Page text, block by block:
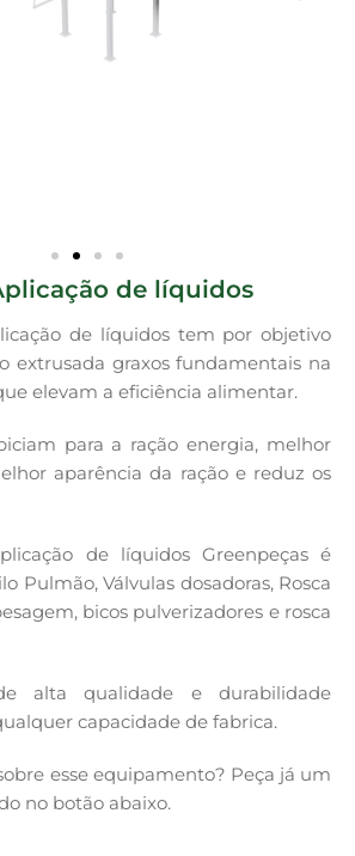
de líquidos
de líquidos tem por objetivo
extrusada graxos fundamentais na
elevam a eficiência alimentar.
para a ração energia, melhor
aparência da ração e reduz os
de líquidos Greenpeças é
Pulmão, Válvulas dosadoras, Rosca
bicos pulverizadores e rosca
alta qualidade e durabilidade
capacidade de fabrica.
esse equipamento? Peça já um
no botão abaixo.